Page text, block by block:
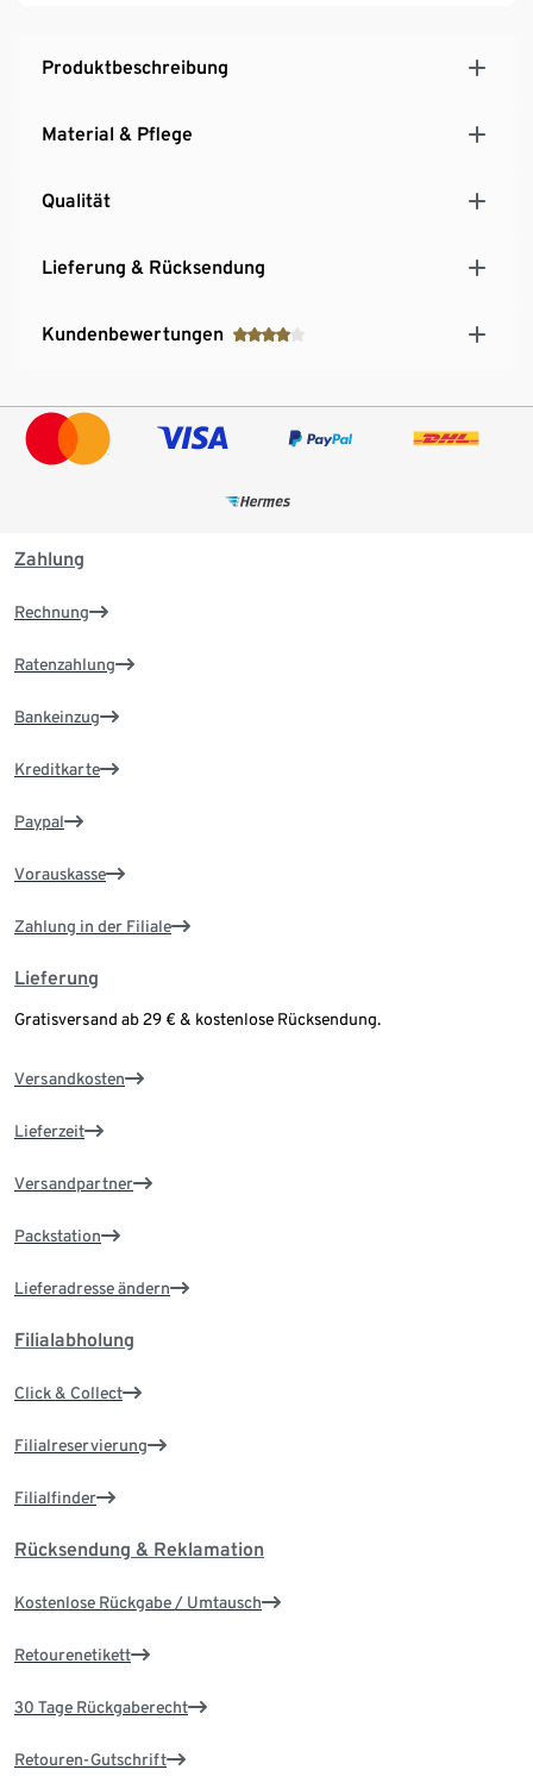
Produktbeschreibung
Material & Pflege
Qualität
Lieferung & Rücksendung
Kundenbewertungen
Zahlung
Rechnung
Ratenzahlung
Bankeinzug
Kreditkarte
Paypal
Vorauskasse
Zahlung in der Filiale
Lieferung
Gratisversand ab 29 € & kostenlose Rücksendung.
Versandkosten
Lieferzeit
Versandpartner
Packstation
Lieferadresse ändern
Filialabholung
Click & Collect
Filialreservierung
Filialfinder
Rücksendung & Reklamation
Kostenlose Rückgabe / Umtausch
Retourenetikett
30 Tage Rückgaberecht
Retouren-Gutschrift